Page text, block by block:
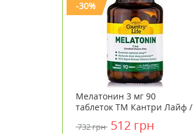
-30%
Мелатонин 3 мг 90
таблеток ТМ Кантри Лайф /
732 грн 512 грн